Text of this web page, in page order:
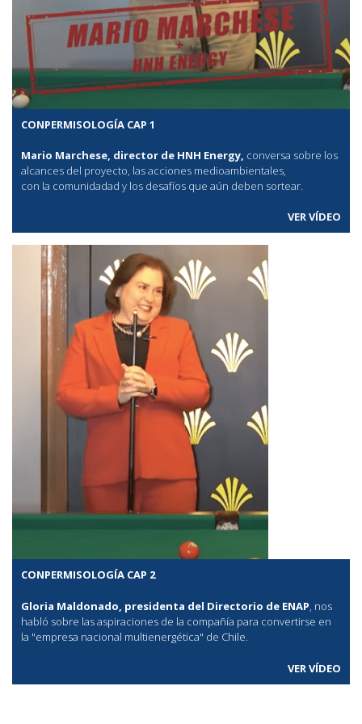
CONPERMISOLOGÍA CAP 1
Mario Marchese, director de HNH Energy, conversa sobre los
alcances del proyecto, las acciones medioambientales,
con la comunidadad y los desafíos que aún deben sortear.
VER VÍDEO
CONPERMISOLOGÍA CAP 2
Gloria Maldonado, presidenta del Directorio de ENAP , nos
habló sobre las aspiraciones de la compañía para convertirse en
la "empresa nacional multienergética" de Chile.
VER VÍDEO